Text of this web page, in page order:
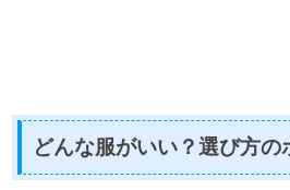
どんな服がいい？選び方の